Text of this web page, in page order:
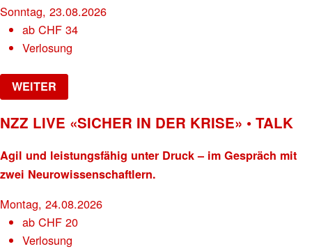
Sonntag, 23.08.2026
abCHF 34
Verlosung
WEITER
NZZ LIVE «SICHER IN DER KRISE» • TALK
Agil und leistungsfähig unter Druck – im Gespräch mit
zwei Neurowissenschaftlern.
Montag, 24.08.2026
abCHF 20
Verlosung